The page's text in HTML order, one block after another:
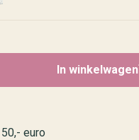
In winkelwagen
euro